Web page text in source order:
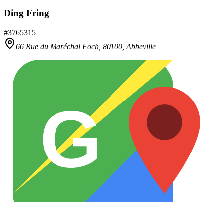
Ding Fring
#3765315
66 Rue du Maréchal Foch, 80100 Abbeville
G